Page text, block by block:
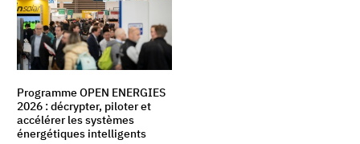
Programme OPEN ENERGIES
2026 : décrypter, piloter et
accélérer les systèmes
énergétiques intelligents